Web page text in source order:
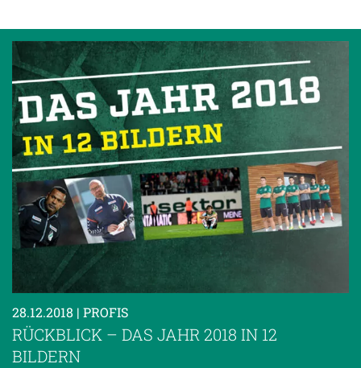
28.12.2018 | PROFIS
RÜCKBLICK – DAS JAHR 2018 IN 12
BILDERN